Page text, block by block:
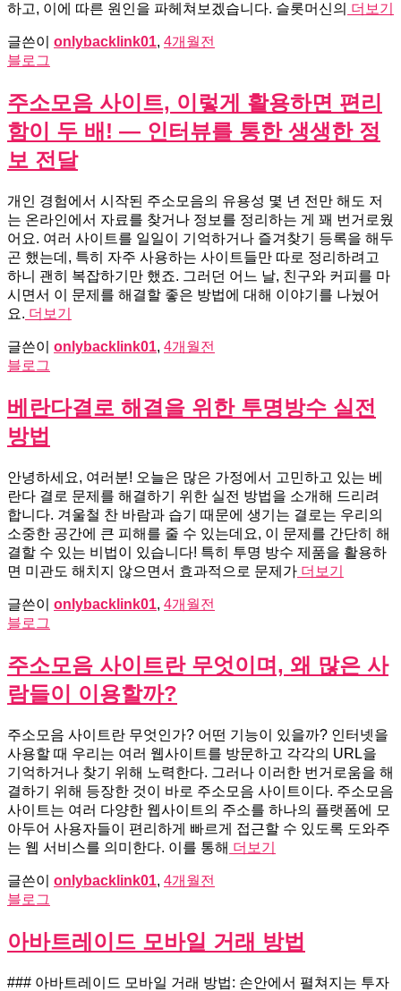
하고, 이에 따른 원인을 파헤쳐보겠습니다. 슬롯머신의 더보기
글쓴이 onlybacklink01, 4개월전
블로그
주소모음 사이트, 이렇게 활용하면 편리
함이 두 배! — 인터뷰를 통한 생생한 정
보 전달
개인 경험에서 시작된 주소모음의 유용성 몇 년 전만 해도 저
는 온라인에서 자료를 찾거나 정보를 정리하는 게 꽤 번거로웠
어요. 여러 사이트를 일일이 기억하거나 즐겨찾기 등록을 해두
곤 했는데, 특히 자주 사용하는 사이트들만 따로 정리하려고
하니 괜히 복잡하기만 했죠. 그러던 어느 날, 친구와 커피를 마
시면서 이 문제를 해결할 좋은 방법에 대해 이야기를 나눴어
요. 더보기
글쓴이 onlybacklink01, 4개월전
블로그
베란다결로 해결을 위한 투명방수 실전
방법
안녕하세요, 여러분! 오늘은 많은 가정에서 고민하고 있는 베
란다 결로 문제를 해결하기 위한 실전 방법을 소개해 드리려
합니다. 겨울철 찬 바람과 습기 때문에 생기는 결로는 우리의
소중한 공간에 큰 피해를 줄 수 있는데요, 이 문제를 간단히 해
결할 수 있는 비법이 있습니다! 특히 투명 방수 제품을 활용하
면 미관도 해치지 않으면서 효과적으로 문제가 더보기
글쓴이 onlybacklink01, 4개월전
블로그
주소모음 사이트란 무엇이며, 왜 많은 사
람들이 이용할까?
주소모음 사이트란 무엇인가? 어떤 기능이 있을까? 인터넷을
사용할 때 우리는 여러 웹사이트를 방문하고 각각의 URL을
기억하거나 찾기 위해 노력한다. 그러나 이러한 번거로움을 해
결하기 위해 등장한 것이 바로 주소모음 사이트이다. 주소모음
사이트는 여러 다양한 웹사이트의 주소를 하나의 플랫폼에 모
아두어 사용자들이 편리하게 빠르게 접근할 수 있도록 도와주
는 웹 서비스를 의미한다. 이를 통해 더보기
글쓴이 onlybacklink01, 4개월전
블로그
아바트레이드 모바일 거래 방법
### 아바트레이드 모바일 거래 방법: 손안에서 펼쳐지는 투자